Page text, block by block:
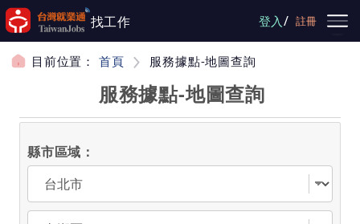
跳到主要內容
找工作 登入/ 註冊
目前位置： 首頁 服務據點-地圖查詢
服務據點-地圖查詢
縣市區域：
選擇縣市
選擇區域